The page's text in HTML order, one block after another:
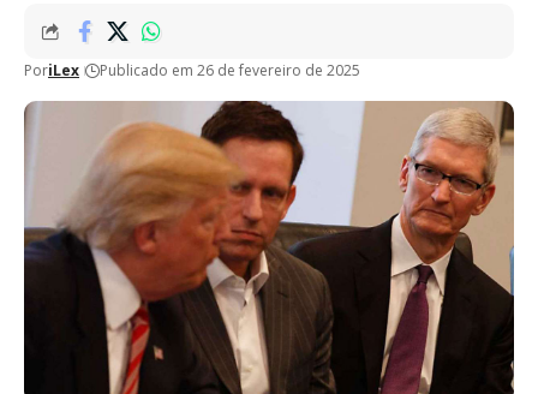
PoriLex Publicado em 26 de fevereiro de 2025